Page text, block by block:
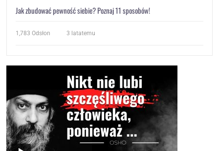
Jak zbudować pewność siebie? Poznaj 11 sposobów!
1,783 Odsłon 3 latatemu